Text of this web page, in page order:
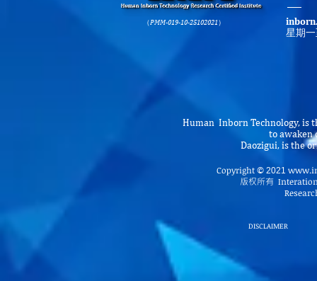
（PMM-019-10-25102021）
星期
Human Inborn Technology, is
to awaken
Daozigui, is the
Copyright © 2021
版权所有
DISCLAIMER